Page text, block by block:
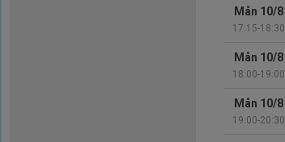
Mån 10/8
17:15-18:30
Mån 10/8
18:00-19:00
Mån 10/8
19:00-20:30